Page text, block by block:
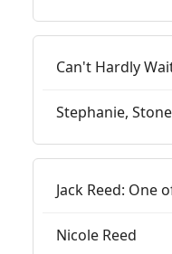
Can't Hardly
Stephanie,
Jack Reed: One
Nicole Reed